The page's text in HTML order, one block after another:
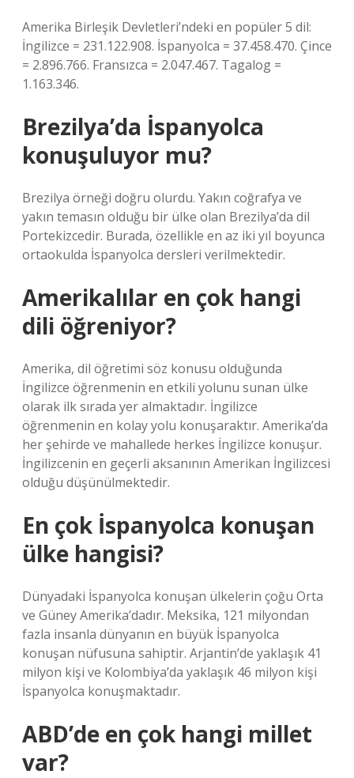
Amerika Birleşik Devletleri’ndeki en popüler 5 dil:
İngilizce = 231.122.908. İspanyolca = 37.458.470. Çince
= 2.896.766. Fransızca = 2.047.467. Tagalog =
1.163.346.
Brezilya’da İspanyolca
konuşuluyor mu?
Brezilya örneği doğru olurdu. Yakın coğrafya ve
yakın temasın olduğu bir ülke olan Brezilya’da dil
Portekizcedir. Burada, özellikle en az iki yıl boyunca
ortaokulda İspanyolca dersleri verilmektedir.
Amerikalılar en çok hangi
dili öğreniyor?
Amerika, dil öğretimi söz konusu olduğunda
İngilizce öğrenmenin en etkili yolunu sunan ülke
olarak ilk sırada yer almaktadır. İngilizce
öğrenmenin en kolay yolu konuşaraktır. Amerika’da
her şehirde ve mahallede herkes İngilizce konuşur.
İngilizcenin en geçerli aksanının Amerikan İngilizcesi
olduğu düşünülmektedir.
En çok İspanyolca konuşan
ülke hangisi?
Dünyadaki İspanyolca konuşan ülkelerin çoğu Orta
ve Güney Amerika’dadır. Meksika, 121 milyondan
fazla insanla dünyanın en büyük İspanyolca
konuşan nüfusuna sahiptir. Arjantin’de yaklaşık 41
milyon kişi ve Kolombiya’da yaklaşık 46 milyon kişi
İspanyolca konuşmaktadır.
ABD’de en çok hangi millet
var?